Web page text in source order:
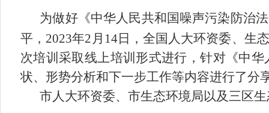
为做好《中华人民共和国噪声污染防治
平， 2023年2 月 14日，全国人大环资委、生
次培训 采取线上培训 形式进行 ，针对《中华
状、形势分析和下一步工作等内容进行了分
市人大环资委、市生态环境局以及三区